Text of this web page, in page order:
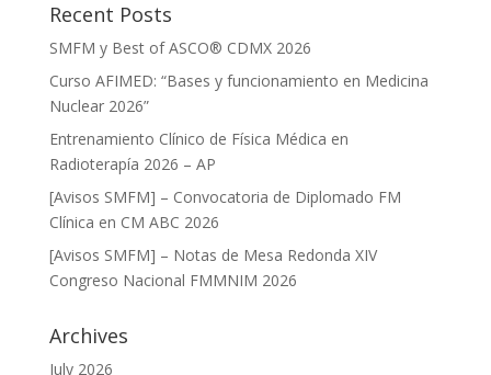
Recent Posts
SMFM y Best of ASCO® CDMX 2026
Curso AFIMED: “Bases y funcionamiento en Medicina
Nuclear 2026”
Entrenamiento Clínico de Física Médica en
Radioterapía 2026 – AP
[Avisos SMFM] – Convocatoria de Diplomado FM
Clínica en CM ABC 2026
[Avisos SMFM] – Notas de Mesa Redonda XIV
Congreso Nacional FMMNIM 2026
Archives
July 2026